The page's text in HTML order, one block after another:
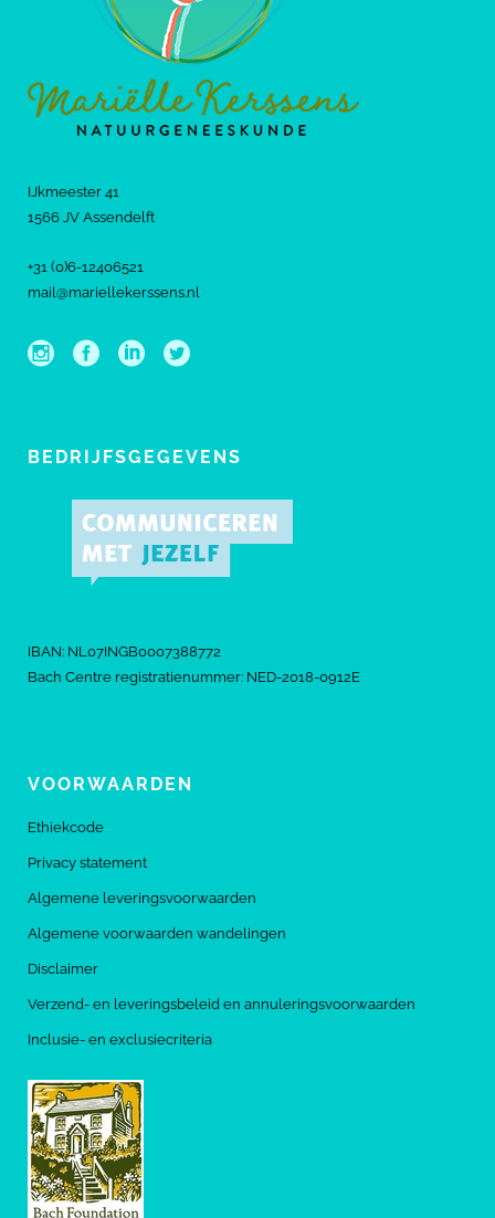
IJkmeester 41
1566 JV Assendelft
+31 (0)6-12406521
mail@mariellekerssens.nl
BEDRIJFSGEGEVENS
IBAN: NL07INGB0007388772
Bach Centre registratienummer: NED-2018-0912E
VOORWAARDEN
Ethiekcode
Privacy statement
Algemene leveringsvoorwaarden
Algemene voorwaarden wandelingen
Disclaimer
Verzend- en leveringsbeleid en annuleringsvoorwaarden
Inclusie- en exclusiecriteria